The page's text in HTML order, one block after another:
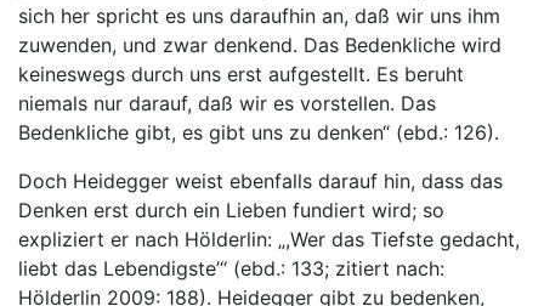
sich her spricht es uns daraufhin an, daß wir uns ihm
zuwenden, und zwar denkend. Das Bedenkliche wird
keineswegs durch uns erst aufgestellt. Es beruht
niemals nur darauf, daß wir es vorstellen. Das
Bedenkliche gibt, es gibt uns zu denken“ (ebd.: 126).
Doch Heidegger weist ebenfalls darauf hin, dass das
Denken erst durch ein Lieben fundiert wird; so
expliziert er nach Hölderlin: „,Wer das Tiefste gedacht,
liebt das Lebendigste’“ (ebd.: 133; zitiert nach:
Hölderlin 2009: 188). Heidegger gibt zu bedenken,